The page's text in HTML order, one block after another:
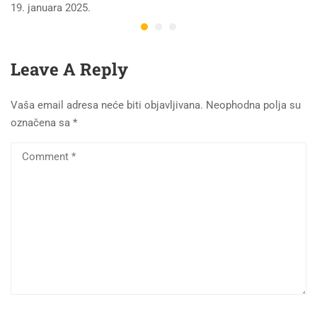
19. januara 2025.
Leave A Reply
Vaša email adresa neće biti objavljivana. Neophodna polja su
označena sa *